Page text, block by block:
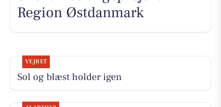
Region Østdanmark
VEJRET
Sol og blæst holder igen